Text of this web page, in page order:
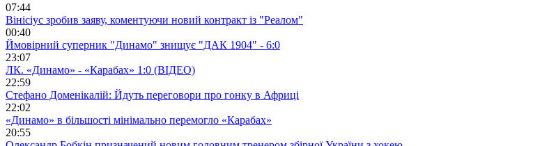
07:44
Вінісіус зробив заяву, коментуючи новий контракт із "Реалом"
00:40
Ймовірний суперник "Динамо" знищує "ДАК 1904" - 6:0
23:07
ЛК. «Динамо» - «Карабах» 1:0 (ВІДЕО)
22:59
Стефано Доменікалій: Йдуть переговори про гонку в Африці
22:02
«Динамо» в більшості мінімально перемогло «Карабах»
20:55